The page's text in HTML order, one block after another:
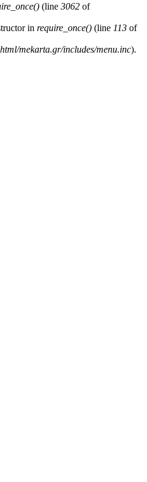
(line 3062 of
in require_once() (line 113 of
mekarta.gr/includes/menu.inc).